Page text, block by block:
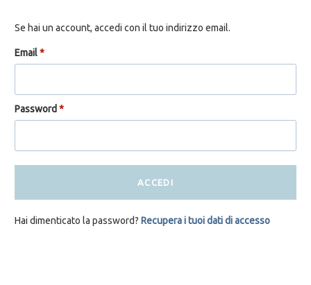
Se hai un account, accedi con il tuo indirizzo email.
Email*
Password *
ACCEDI
Hai dimenticato la password? Recupera i tuoi dati di accesso